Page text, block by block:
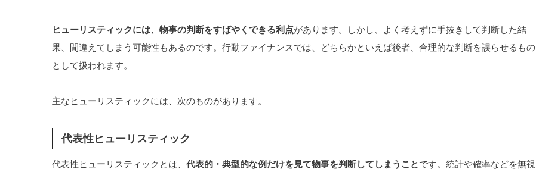
ヒューリスティックには、物事の判断をすばやくできる利点があります。しかし、よく考えずに手抜きして判断した結
果、間違えてしまう可能性もあるのです。行動ファイナンスでは、どちらかといえば後者、合理的な判断を誤らせるもの
として扱われます。
主なヒューリスティックには、次のものがあります。
代表性ヒューリスティック
代表性ヒューリスティックとは、 代表的・典型的な例だけを見て物事を判断してしまうことです。統計や確率などを無視